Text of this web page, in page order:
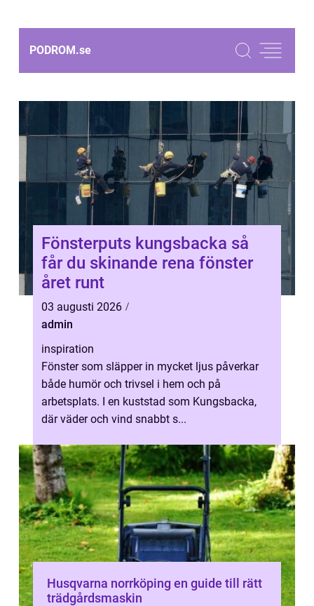
PODROM.se
Fönsterputs kungsbacka så
får du skinande rena fönster
året runt
03 augusti 2026
admin
inspiration
Fönster som släpper in mycket ljus påverkar
både humör och trivsel i hem och på
arbetsplats. I en kuststad som Kungsbacka,
där väder och vind snabbt s...
Husqvarna norrköping en guide till rätt
trädgårdsmaskin